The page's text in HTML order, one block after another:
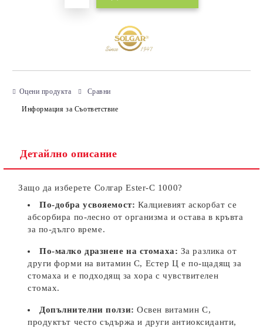
Оцени продукта Сравни
Информация за Съответствие
Детайлно описание
Защо да изберете Солгар Ester-C 1000?
По-добра усвояемост: Калциевият аскорбат се
абсорбира по-лесно от организма и остава в кръвта
за по-дълго време.
По-малко дразнене на стомаха: За разлика от
други форми на витамин C, Естер Ц е по-щадящ за
стомаха и е подходящ за хора с чувствителен
стомах.
Допълнителни ползи: Освен витамин C,
продуктът често съдържа и други антиоксиданти,